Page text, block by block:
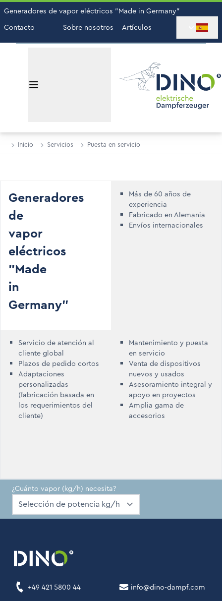
Generadores de vapor eléctricos "Made in Germany"
Contacto
Sobre nosotros Artículos
Inicio Servicios Puesta en servicio
Generadores
de
vapor
eléctricos
"Made
in
Germany"
Más de 60 años de
experiencia
Fabricado en Alemania
Envíos internacionales
Servicio de atención al
cliente global
Plazos de pedido cortos
Adaptaciones
personalizadas
(fabricación basada en
los requerimientos del
cliente)
Mantenimiento y puesta
en servicio
Venta de dispositivos
nuevos y usados
Asesoramiento integral y
apoyo en proyectos
Amplia gama de
accesorios
¿Cuánto vapor (kg/h) necesita?
+49 421 5800 44 info@dino-dampf.com